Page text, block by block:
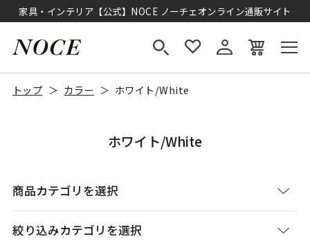
家具・インテリア【公式】NOCE ノーチェオンライン通販サイト
トップ カラー ホワイト/White
ホワイト/White
商品カテゴリを選択
絞り込みカテゴリを選択